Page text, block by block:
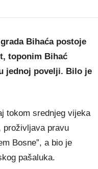
Bihaća postoje
toponim Bihać
jednoj povelji. Bilo je
tokom srednjeg vijeka
proživljava pravu
Bosne”, a bio je
pašaluka.